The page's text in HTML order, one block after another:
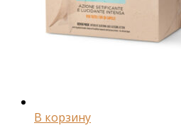
Новинки GUAM
В корзину